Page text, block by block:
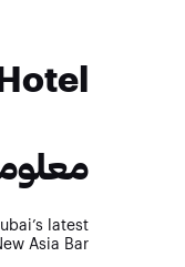
latest
Asia Bar.